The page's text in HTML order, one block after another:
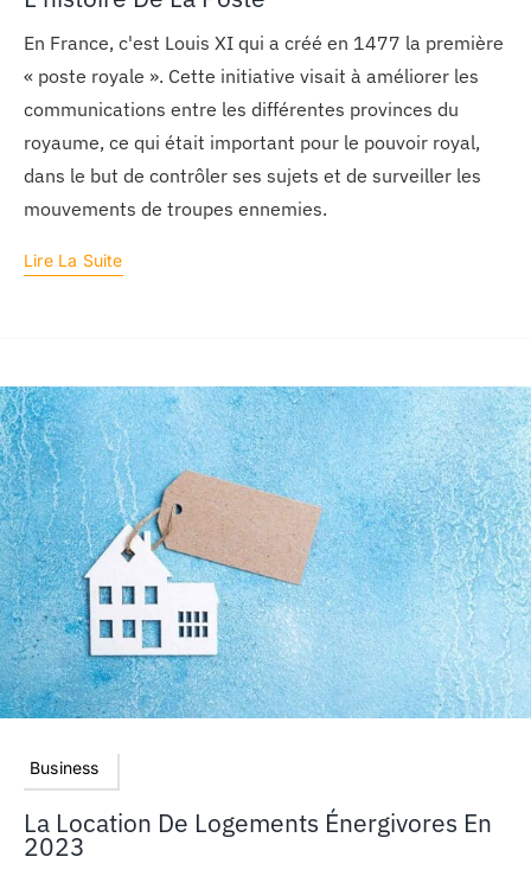
En France, c'est Louis XI qui a créé en 1477 la première
« poste royale ». Cette initiative visait à améliorer les
communications entre les différentes provinces du
royaume, ce qui était important pour le pouvoir royal,
dans le but de contrôler ses sujets et de surveiller les
mouvements de troupes ennemies.
Lire La Suite
Business
La Location De Logements Énergivores En
2023